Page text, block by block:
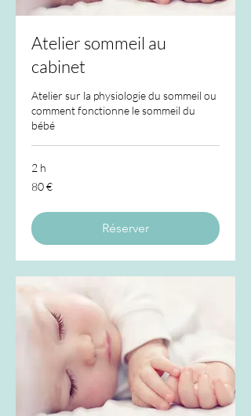
Atelier sommeil au
cabinet
Atelier sur la physiologie du sommeil ou
comment fonctionne le sommeil du
bébé
2 h
80
euros
80 €
Réserver